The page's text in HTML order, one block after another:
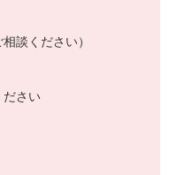
談ください）
ださい